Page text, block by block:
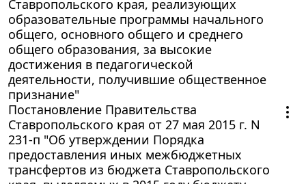
Ставропольского края, реализующих
образовательные программы начального
общего, основного общего и среднего
общего образования, за высокие
достижения в педагогической
деятельности, получившие общественное
признание"
Постановление Правительства
Ставропольского края от 27 мая 2015 г. N
231-п "Об утверждении Порядка
предоставления иных межбюджетных
трансфертов из бюджета Ставропольского